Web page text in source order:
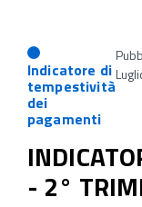
Indicatore di
tempestività
dei
pagamenti
- 2°